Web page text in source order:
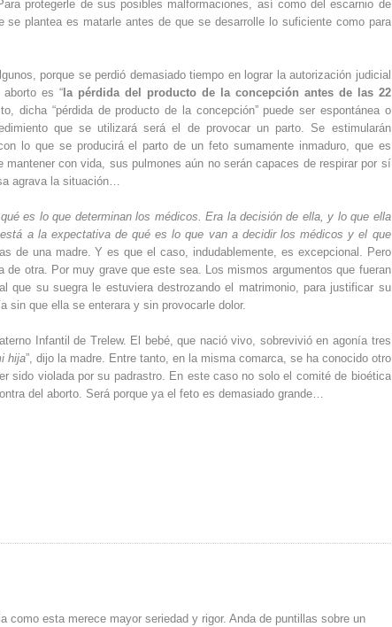
protegerle de sus posibles malformaciones, así como del escarnio de
plantea es matarle antes de que se desarrolle lo suficiente como para
porque se perdió demasiado tiempo en lograr la autorización judicial
es “la pérdida del producto de la concepción antes de las 22
dicha “pérdida de producto de la concepción” puede ser espontánea o
que se utilizará será el de provocar un parto. Se estimularán
lo que se producirá el parto de un feto sumamente inmaduro, que es
con vida, sus pulmones aún no serán capaces de respirar por sí
agrava la situación…
es lo que determinan los médicos. Era la decisión de ella, y lo que ella
a la expectativa de qué es lo que van a decidir los médicos y el que
de una madre. Y es que el caso, indudablemente, es excepcional. Pero
otra. Por muy grave que este sea. Los mismos argumentos que fueran
que su suegra le estuviera destrozando el matrimonio, para justificar su
sin que ella se enterara y sin provocarle dolor.
Infantil de Trelew. El bebé, que nació vivo, sobrevivió en agonía tres
hija”, dijo la madre. Entre tanto, en la misma comarca, se ha conocido otro
sido violada por su padrastro. En este caso no solo el comité de bioética
del aborto. Será porque ya el feto es demasiado grande…
esta merece mayor seriedad y rigor. Anda de puntillas sobre un